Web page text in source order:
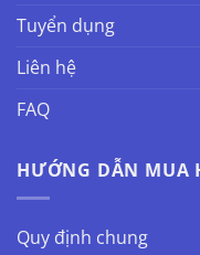
Tuyển dụng
Liên hệ
FAQ
HƯỚNG DẪN MUA
Quy định chung